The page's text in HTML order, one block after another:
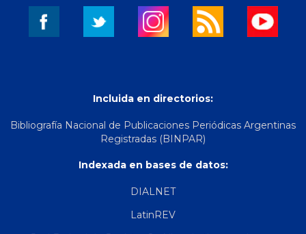
Incluida en directorios:
Bibliografía Nacional de Publicaciones Periódicas Argentinas
Registradas (BINPAR)
Indexada en bases de datos:
DIALNET
LatinREV